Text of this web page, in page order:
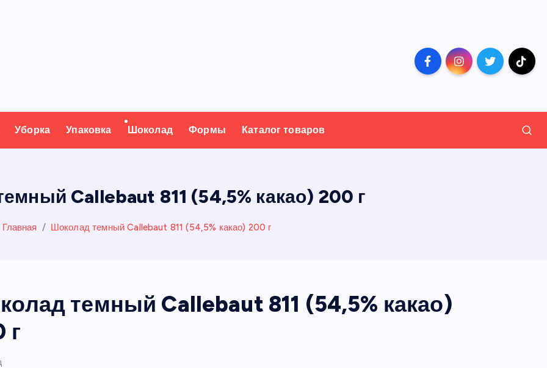
Уборка Упаковка Шоколад Формы Каталог товаров
Callebaut 811 (54,5% какао) 200 г
Главная Шоколад темный Callebaut 811 (54,5% какао) 200 г
темный Callebaut 811 (54,5% какао)
г